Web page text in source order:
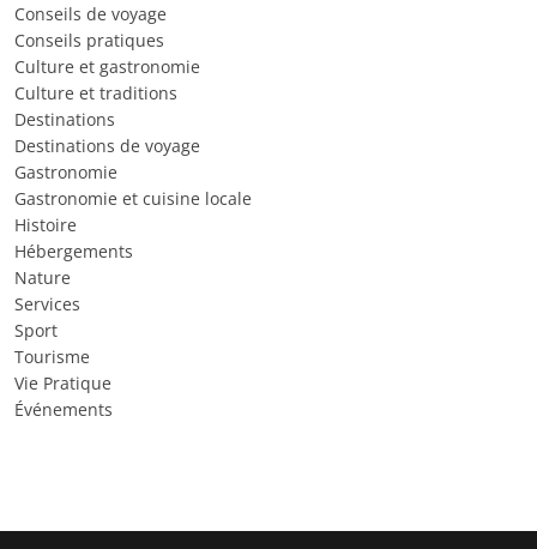
Conseils de voyage
Conseils pratiques
Culture et gastronomie
Culture et traditions
Destinations
Destinations de voyage
Gastronomie
Gastronomie et cuisine locale
Histoire
Hébergements
Nature
Services
Sport
Tourisme
Vie Pratique
Événements